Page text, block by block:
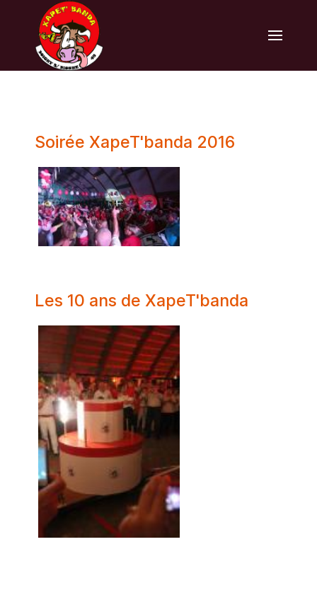
Soirée XapeT'banda 2016
Les 10 ans de XapeT'banda